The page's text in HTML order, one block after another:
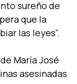
sureño de
que la
las leyes".
Marí­a José
asesinadas